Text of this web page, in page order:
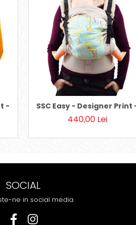
- Albastru Balloons, Baby
SSC Easy - Designer
440,00 Lei
SOCIAL
ne in social media